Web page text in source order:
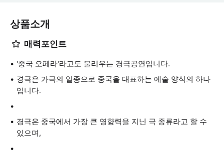
상품소개
매력포인트
'중국 오페라'라고도 불리우는 경극공연입니다.
경극은 가극의 일종으로 중국을 대표하는 예술 양식의 하나
입니다.
경극은 중국에서 가장 큰 영향력을 지닌 극 종류라고 할 수
있으며,